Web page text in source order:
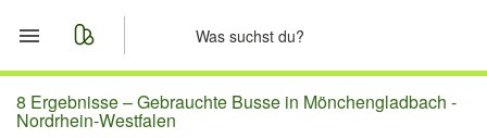
Start
8 Ergebnisse –Gebrauchte Busse in Mönchengladbach -
Nordrhein-Westfalen